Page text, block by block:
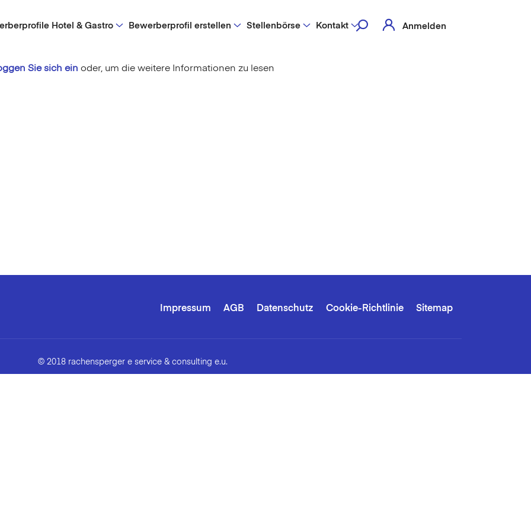
Hotel & Gastro Bewerberprofil erstellen Stellenbörse Kontakt Anmelden
Sie sich ein oder, um die weitere Informationen zu lesen
Impressum AGB Datenschutz Cookie-Richtlinie Sitemap
© 2018 rachensperger e service & consulting e.u.